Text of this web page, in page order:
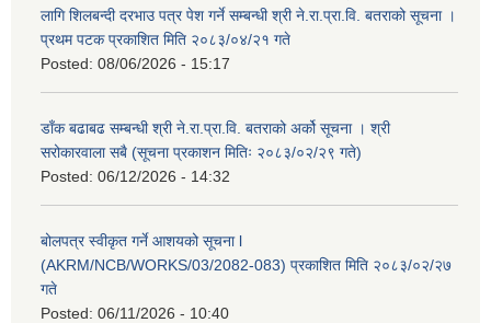
लागि शिलबन्दी दरभाउ पत्र पेश गर्ने सम्बन्धी श्री ने.रा.प्रा.वि. बतराको सूचना ।
प्रथम पटक प्रकाशित मिति २०८३/०४/२१ गते
Posted: 08/06/2026 - 15:17
डाँक बढाबढ सम्बन्धी श्री ने.रा.प्रा.वि. बतराको अर्को सूचना । श्री
सरोकारवाला सबै (सूचना प्रकाशन मितिः २०८३/०२/२९ गते)
Posted: 06/12/2026 - 14:32
बोलपत्र स्वीकृत गर्ने आशयको सूचना l
(AKRM/NCB/WORKS/03/2082-083) प्रकाशित मिति २०८३/०२/२७
गते
Posted: 06/11/2026 - 10:40